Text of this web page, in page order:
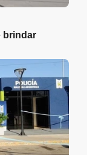
brindar